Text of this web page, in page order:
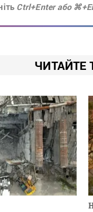
Ctrl+Enter або
ЧИТАЙТЕ